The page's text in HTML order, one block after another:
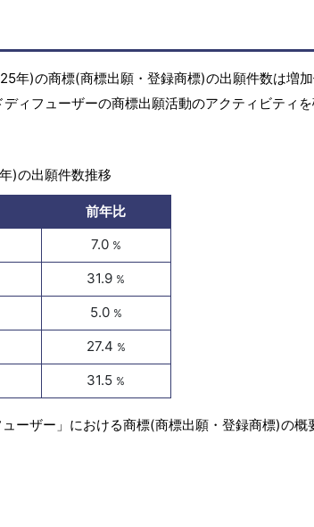
年)の商標(商標出願・登録商標)の出願件数は増
ィフューザーの商標出願活動のアクティビティ
)の出願件数推移
前年比
7.0 %
31.9 %
5.0 %
27.4 %
31.5 %
ーザー」における商標(商標出願・登録商標)の概